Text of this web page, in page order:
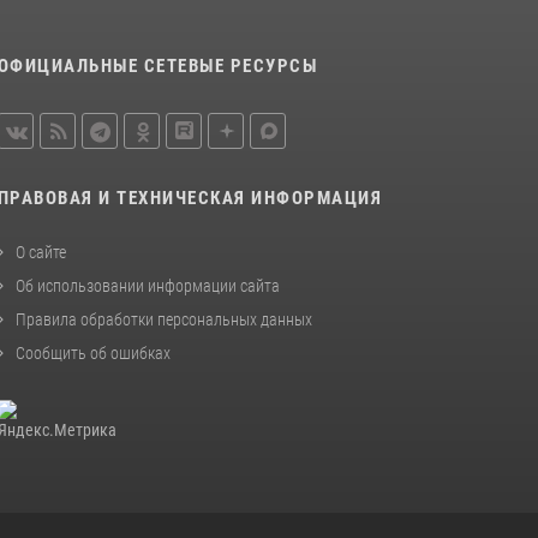
прошли при содействии сотрудников
Росгвардии
профмастерства в Саранске
СЕТЕВЫЕ РЕСУРСЫ
ПРАВОВАЯ И ТЕХНИЧЕСКАЯ ИНФОРМАЦИЯ
О сайте
Об использовании информации сайта
Правила обработки персональных данных
Сообщить об ошибках